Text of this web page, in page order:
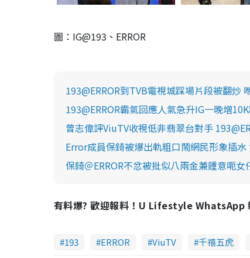
圖：IG@193、ERROR
193@ERROR到TVB電視城踩場片段被翻炒
193@ERROR霸氣回應人氣急升IG一晚增
曾志偉評ViuTV收視低非翡翠台對手
Error成員保錡被爆出軌粗口鬧網民形象插
保錡＠ERROR不忿被批似八兩金兼鍾意呃
有料爆? 歡迎報料！U Lifestyle WhatsApp
193 ERROR ViuTV 千禧五虎